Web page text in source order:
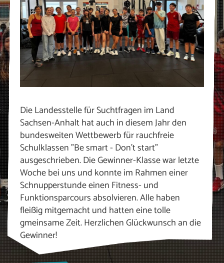
Die Landesstelle für Suchtfragen im Land
Sachsen-Anhalt hat auch in diesem Jahr den
bundesweiten Wettbewerb für rauchfreie
Schulklassen "Be smart - Don't start"
ausgeschrieben. Die Gewinner-Klasse war letzte
Woche bei uns und konnte im Rahmen einer
Schnupperstunde einen Fitness- und
Funktionsparcours absolvieren. Alle haben
fleißig mitgemacht und hatten eine tolle
gmeinsame Zeit. Herzlichen Glückwunsch an die
Gewinner!